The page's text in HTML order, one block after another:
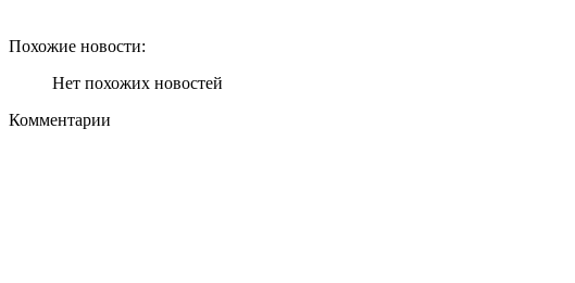
Похожие новости:
Нет похожих новостей
Комментарии